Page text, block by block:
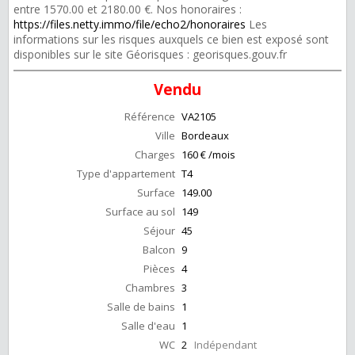
entre 1570.00 et 2180.00 €. Nos honoraires :
https://files.netty.immo/file/echo2/honoraires Les
informations sur les risques auxquels ce bien est exposé sont
disponibles sur le site Géorisques : georisques.gouv.fr
Vendu
Référence VA2105
Ville Bordeaux
Charges 160 € /mois
Type d'appartement T4
Surface 149.00
Surface au sol 149
Séjour 45
Balcon 9
Pièces 4
Chambres 3
Salle de bains 1
Salle d'eau 1
WC 2 Indépendant